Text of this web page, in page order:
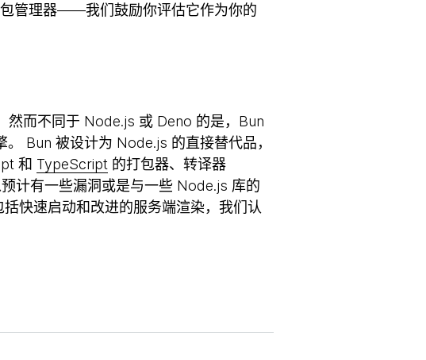
管理器——我们鼓励你评估它作为你的
然而不同于 Node.js 或 Deno 的是，Bun
Bun 被设计为 Node.js 的直接替代品，
和 TypeScript 的打包器、转译器
计有一些漏洞或是与一些 Node.js 库的
快速启动和改进的服务端渲染，我们认